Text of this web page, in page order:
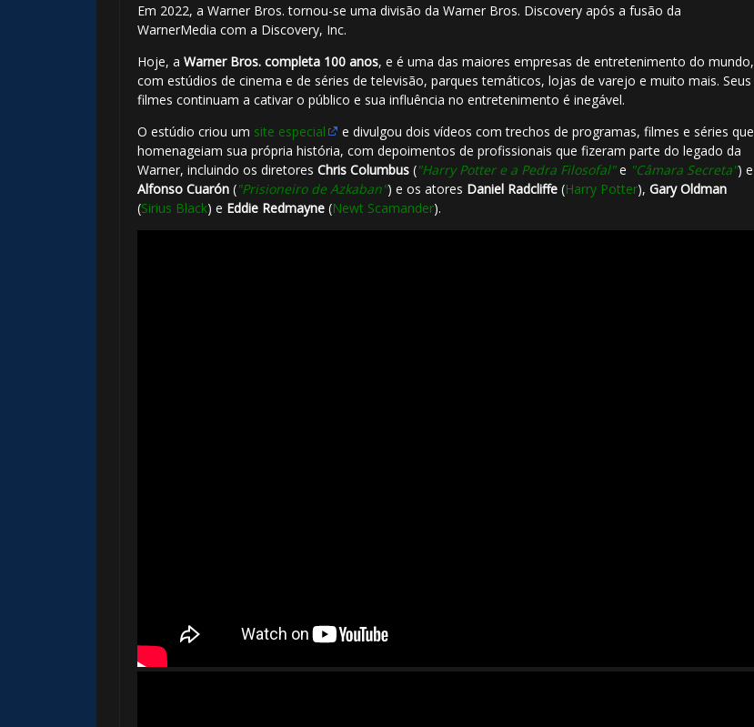
Em 2022, a Warner Bros. tornou-se uma divisão da Warner Bros. Discovery após a fusão da
WarnerMedia com a Discovery, Inc.
Hoje, a Warner Bros. completa 100 anos, e é uma das maiores empresas de entretenimento do mundo,
com estúdios de cinema e de séries de televisão, parques temáticos, lojas de varejo e muito mais. Seus
filmes continuam a cativar o público e sua influência no entretenimento é inegável.
O estúdio criou um site especial
e divulgou dois vídeos com trechos de programas, filmes e séries que
homenageiam sua própria história, com depoimentos de profissionais que fizeram parte do legado da
Warner, incluindo os diretores Chris Columbus("Harry Potter e a Pedra Filosofal"e "Câmara Secreta") e
Alfonso Cuarón("Prisioneiro de Azkaban") e os atores Daniel Radcliffe(Harry Potter), Gary Oldman
(Sirius Black) e Eddie Redmayne(Newt Scamander).